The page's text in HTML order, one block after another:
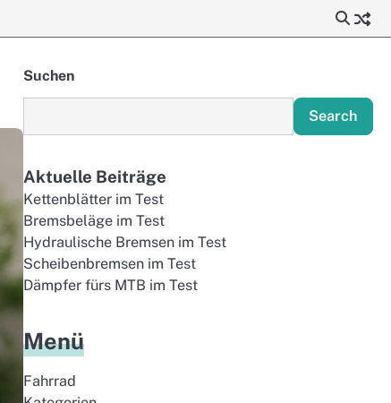
Suchen
Search
Aktuelle Beiträge
Kettenblätter im Test
Bremsbeläge im Test
Hydraulische Bremsen im Test
Scheibenbremsen im Test
Dämpfer fürs MTB im Test
Menü
Fahrrad